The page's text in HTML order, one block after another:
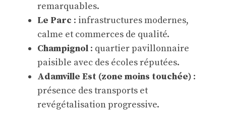
remarquables.
Le Parc : infrastructures modernes,
calme et commerces de qualité.
Champignol : quartier pavillonnaire
paisible avec des écoles réputées.
Adamville Est (zone moins touchée) :
présence des transports et
revégétalisation progressive.